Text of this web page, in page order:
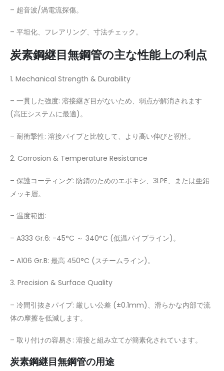
– 超音波/渦電流探傷。
– 平坦化、フレアリング、寸法チェック。
炭素鋼継目無鋼管の主な性能上の利点
1. Mechanical Strength & Durability
– 一貫した強度: 溶接継ぎ目がないため、弱点が解消されます
(高圧システムに最適)。
– 耐衝撃性: 溶接パイプと比較して、より高い伸びと靭性。
2. Corrosion & Temperature Resistance
– 保護コーティング: 防錆のためのエポキシ、3LPE、または亜鉛
メッキ層。
– 温度範囲:
– A333 Gr.6: -45°C ～ 340°C (低温パイプライン)。
– A106 Gr.B: 最高 450°C (スチームライン)。
3. Precision & Surface Quality
– 冷間引抜きパイプ: 厳しい公差 (±0.1mm)、滑らかな内部で流
体の摩擦を低減します。
– 取り付けの容易さ: 溶接と組み立てが簡素化されています。
炭素鋼継目無鋼管の用途